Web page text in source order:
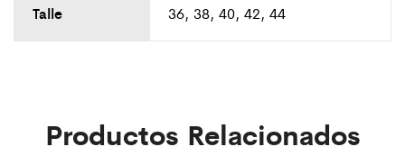
Talle 36, 38, 40, 42, 44
Productos Relacionados